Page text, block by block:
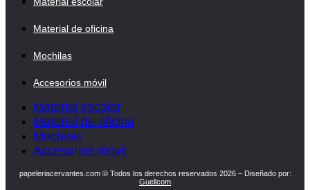
Material de oficina
Mochilas
Accesorios móvil
Material escolar
Material de oficina
Mochilas
Accesorios móvil
papeleriacervantes.com © Todos los derechos reservados 2026 – Diseñado por:
Guellcom